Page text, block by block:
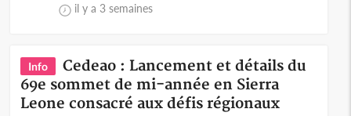
il y a 3 semaines
Info
Cedeao : Lancement et détails du
69e sommet de mi-année en Sierra
Leone consacré aux défis régionaux